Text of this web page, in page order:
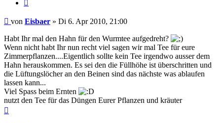
Beitrag
von Eisbaer » Di 6. Apr 2010, 21:00
Habt Ihr mal den Hahn für den Wurmtee aufgedreht?
Wenn nicht habt Ihr nun recht viel sagen wir mal Tee für eure
Zimmerpflanzen....Eigentlich sollte kein Tee irgendwo ausser dem
Hahn herauskommen. Es sei den die Füllhöhe ist überschritten und
die Lüftungslöcher an den Beinen sind das nächste was ablaufen
lassen kann...
Viel Spass beim Ernten
nutzt den Tee für das Düngen Eurer Pflanzen und kräuter